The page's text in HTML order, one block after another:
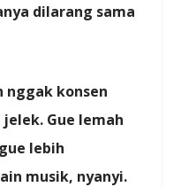
dilarang sama
nggak konsen
Gue lemah
lebih
musik, nyanyi.